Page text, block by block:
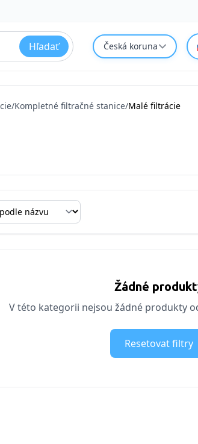
Hľadať Česká koruna
/Kompletné filtračné stanice/Malé filtrácie
Žádné
V této kategorii nejsou žádné produkty
Resetovat filtry